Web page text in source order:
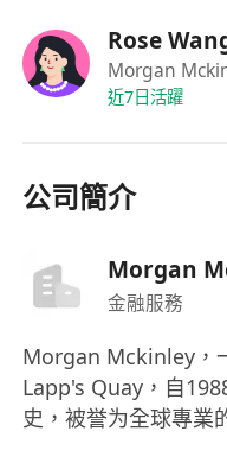
象能力，能够通过工
- 对 AI 相关前沿技术
集成经验者优先；
队、跨文化的协作；
- 可每年 1-2 次出差
Rose
Morgan
近7日活躍
公司簡介
Morgan
金融服務
Morgan Mckinley，
Lapp's Quay，自
史，被誉为全球專業